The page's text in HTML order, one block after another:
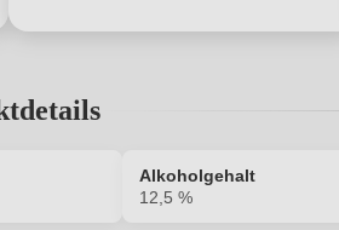
Alkoholgehalt
12,5 %